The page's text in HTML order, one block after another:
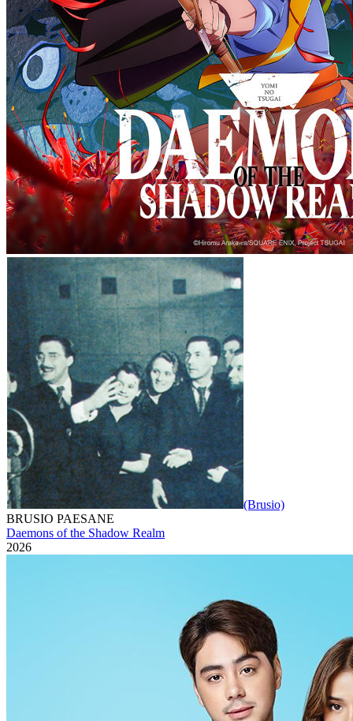
(Brusio)
BRUSIO PAESANE
Daemons of the Shadow Realm
2026